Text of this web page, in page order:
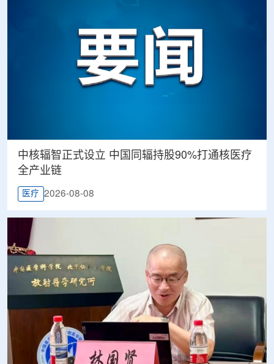
中核辐智正式设立 中国同辐持股90%打通核医疗
全产业链
医疗 2026-08-08